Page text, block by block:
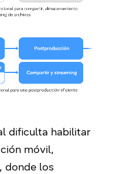
dificulta habilitar
móvil,
donde los